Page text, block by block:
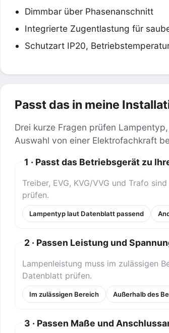
Dimmbar über Phasenanschnitt
Integrierte Zugentlastung für
Schutzart IP20,
Passt das in meine
Drei kurze Fragen prüfen
Auswahl von einer Elektrofachkraft
1 · Passt das Betriebsgerät zu
Treiber, EVG, KVG/VVG und Trafo
prüfen.
Lampentyp laut Datenblatt passend
2 · Passen Leistung und
Lampenleistung muss im zulässigen
Datenblatt prüfen.
Im zulässigen Bereich Außerhalb des
3 · Passen Maße und